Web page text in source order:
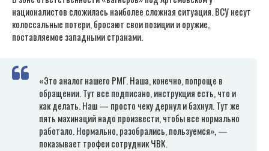
националистов сложилась наиболее сложная ситуация. ВСУ несут
колоссальные потери, бросают свои позиции и оружие,
поставляемое западными странами.
«Это аналог нашего РМГ. Наша, конечно, попроще в
обращении. Тут все подписано, инструкция есть, что и
как делать. Наш — просто чеку дернул и бахнул. Тут же
пять махинаций надо произвести, чтобы все нормально
работало. Нормально, разобрались, пользуемся», —
показывает трофеи сотрудник ЧВК.